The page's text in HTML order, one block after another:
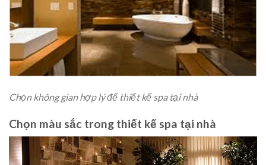
Chọn không gian hợp lý để thiết kế spa tại nhà
Chọn màu sắc trong thiết kế spa tại nhà